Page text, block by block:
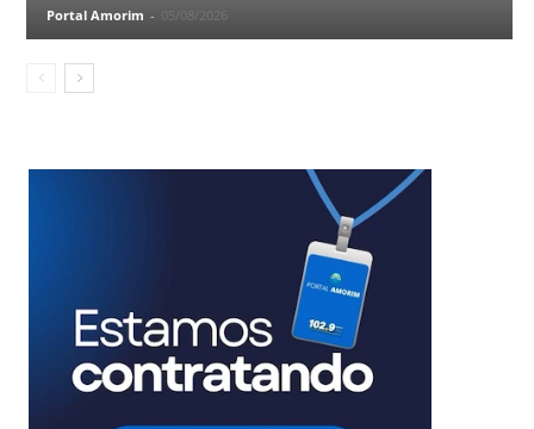
Portal Amorim - 05/08/2026